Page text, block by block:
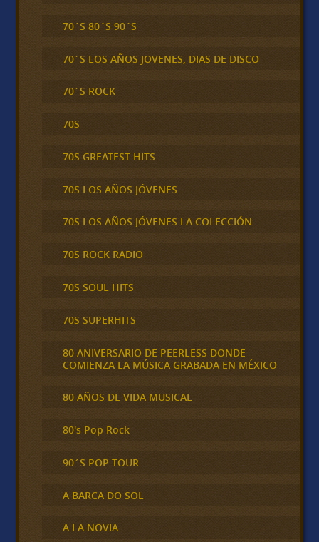
70´S 80´S 90´S
70´S LOS AÑOS JOVENES, DIAS DE DISCO
70´S ROCK
70S
70S GREATEST HITS
70S LOS AÑOS JÓVENES
70S LOS AÑOS JÓVENES LA COLECCIÓN
70S ROCK RADIO
70S SOUL HITS
70S SUPERHITS
80 ANIVERSARIO DE PEERLESS DONDE
COMIENZA LA MÚSICA GRABADA EN MÉXICO
80 AÑOS DE VIDA MUSICAL
80's Pop Rock
90´S POP TOUR
A BARCA DO SOL
A LA NOVIA